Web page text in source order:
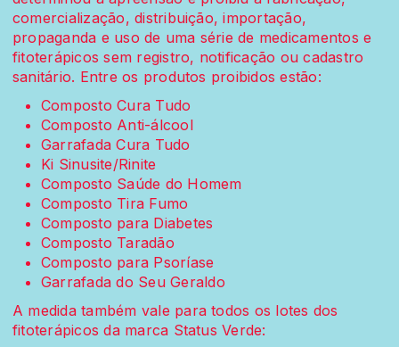
comercialização, distribuição, importação,
propaganda e uso de uma série de medicamentos e
fitoterápicos sem registro, notificação ou cadastro
sanitário. Entre os produtos proibidos estão:
Composto Cura Tudo
Composto Anti-álcool
Garrafada Cura Tudo
Ki Sinusite/Rinite
Composto Saúde do Homem
Composto Tira Fumo
Composto para Diabetes
Composto Taradão
Composto para Psoríase
Garrafada do Seu Geraldo
A medida também vale para todos os lotes dos
fitoterápicos da marca Status Verde: